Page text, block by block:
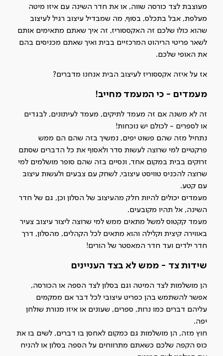
מעוצבת לצד כורסה שווה, או את חדר השינה עם איזו מיטה
מעלפת, אבל בתכלס, בסוף, מה שמבדיל עיצוב רגיל לעיצוב
שהוא כולו שלכם זה האקססוריז, זה איך שאתם מתאימים אותם
לשאר פריטי הריהוט המרכזיים בבית ואיך שאתם מכניסים בהם
את האופי שלכם.
אז על איזה אקססוריז לעיצוב הבית אנחנו מדברים?
מעמדים - כי המעמד מחייב!
זה לא משנה אם זה מעמד לתיקים, מעמד לעיתונים, לבגדים
או לספרים - לכולם יש נוכחות!
נתחיל מזה שהם פשוט יפים, נמשיך בזה שהם הם ממש
פרקטיים למי שרוצה לעשות סדר ולאסוף את כל הדברים שסתם
זרוקים בבית במקום אחד, ונסיים בזה שהם סופר מושלמים למי
שרוצה להכניס טוויסט עיצובי, לשחק עם צבעים ולעשות עיצוב
עם קטע.
מעמדים יכולים להיות חלק מהעיצוב של הסלון וכן, גם של חדר
השינה, אל תהיו מקובעים.
מעמד קקטוס למשל מתאים ממש למי שרוצה ליצור עיצוב צעיר
באווירה קיצית וקלילה והוא מתאים לכל הקהלים, מהסלון, דרך
חדר ילדים ועד חדר המאסטר של הורים!
שידות צד - ממש לא בצד העניינים
הן מושלמות לצד המיטה וגם בסלון לצד הספה או הכורסה,
אפשר להשתמש בהן כפריט עיצובי לכל דבר אם ממקמים
עליהם דברים כמו נרות, ספרים, שעונים או איזו מנורת שולחן
יפה.
חוץ מזה, הן מושלמות גם כמקום לאחסן בו דברים, לשים בו את
כוס הקפה שלכם כשאתם מתרווחים על הספה בסלון או להניח